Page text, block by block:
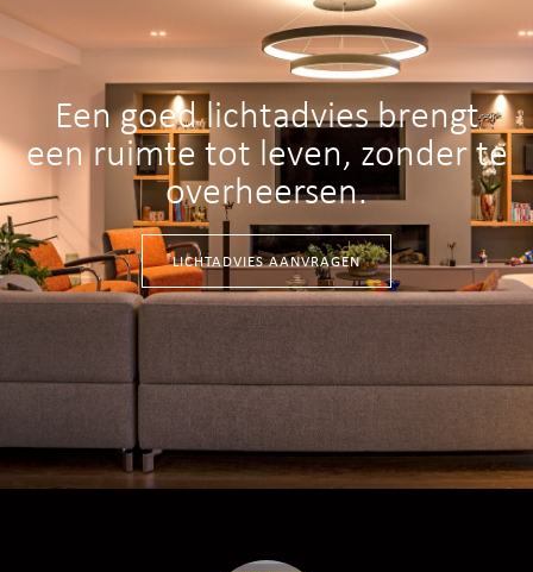
Een goed lichtadvies brengt
een ruimte tot leven, zonder te
overheersen.
LICHTADVIES AANVRAGEN